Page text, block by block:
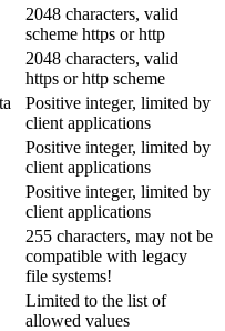
2048 characters, valid
scheme https or http
2048 characters, valid
https or http scheme
Positive integer, limited by
client applications
Positive integer, limited by
client applications
Positive integer, limited by
client applications
255 characters, may not be
compatible with legacy
file systems!
Limited to the list of
allowed values